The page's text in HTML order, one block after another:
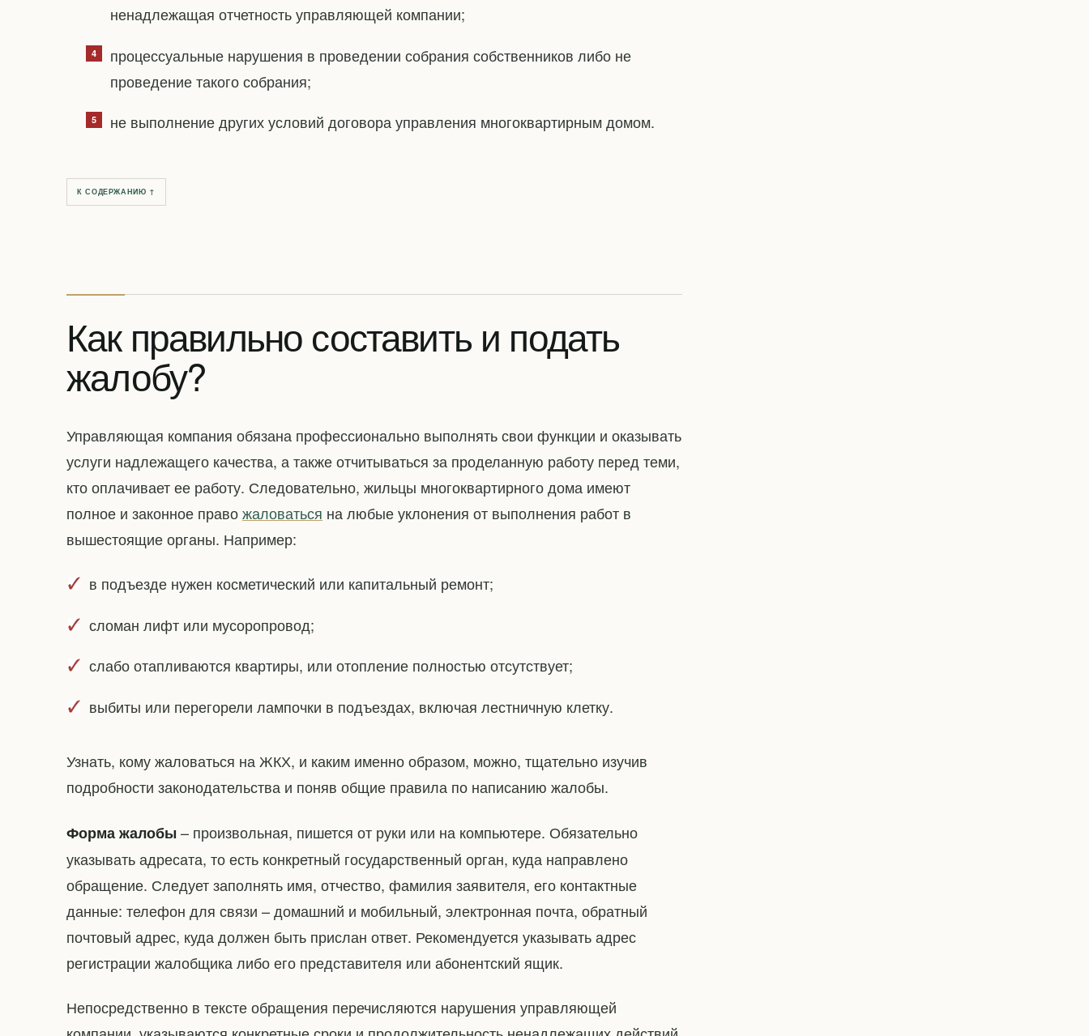
ненадлежащая отчетность управляющей компании;
процессуальные нарушения в проведении собрания собственников либо не
проведение такого собрания;
не выполнение других условий договора управления многоквартирным домом.
К СОДЕРЖАНИЮ ↑
Как правильно составить и подать
жалобу?
Управляющая компания обязана профессионально выполнять свои функции и оказывать
услуги надлежащего качества, а также отчитываться за проделанную работу перед теми,
кто оплачивает ее работу. Следовательно, жильцы многоквартирного дома имеют
полное и законное правожаловаться на любые уклонения от выполнения работ в
вышестоящие органы. Например:
в подъезде нужен косметический или капитальный ремонт;
сломан лифт или мусоропровод;
слабо отапливаются квартиры, или отопление полностью отсутствует;
выбиты или перегорели лампочки в подъездах, включая лестничную клетку.
Узнать, кому жаловаться на ЖКХ, и каким именно образом, можно, тщательно изучив
подробности законодательства и поняв общие правила по написанию жалобы.
Форма жалобы– произвольная, пишется от руки или на компьютере. Обязательно
указывать адресата, то есть конкретный государственный орган, куда направлено
обращение. Следует заполнять имя, отчество, фамилия заявителя, его контактные
данные: телефон для связи – домашний и мобильный, электронная почта, обратный
почтовый адрес, куда должен быть прислан ответ. Рекомендуется указывать адрес
регистрации жалобщика либо его представителя или абонентский ящик.
Непосредственно в тексте обращения перечисляются нарушения управляющей